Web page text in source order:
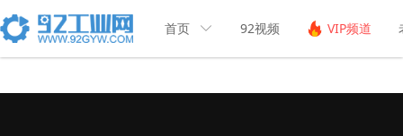
首页 92视频 VIP频道